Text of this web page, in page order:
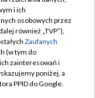
i ich
osobowych przez
również „TVP”),
Zaufanych
(w tym do
zainteresowań i
poniżej, a
PPID do Google.